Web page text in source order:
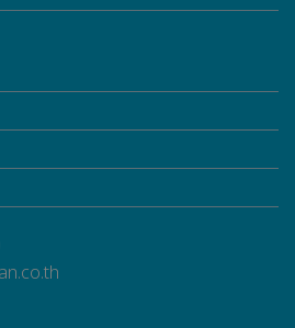
เข้าสู่เว็บไซต์